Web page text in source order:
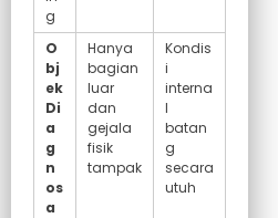
g
O
bj
ek
Di
a
g
n
os
a
Hanya
bagian
luar
dan
gejala
fisik
tampak
Kondis
i
interna
l
batan
g
secara
utuh